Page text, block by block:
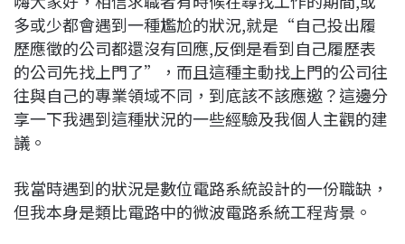
b
o
o
k
a
d
s
e
d
I
n
L
i
n
k
多或少都會遇到一種尷尬的狀況,就是“自己投出履
歷應徵的公司都還沒有回應,反倒是看到自己履歷表
的公司先找上門了”，而且這種主動找上門的公司往
往與自己的專業領域不同，到底該不該應邀？這邊分
享一下我遇到這種狀況的一些經驗及我個人主觀的建
議。
我當時遇到的狀況是數位電路系統設計的一份職缺，
但我本身是類比電路中的微波電路系統工程背景。